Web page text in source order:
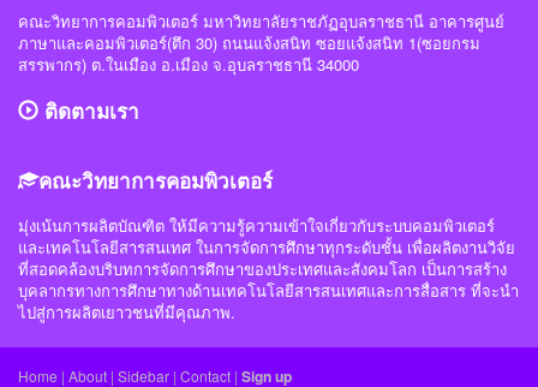
คณะวิทยาการคอมพิวเตอร์ มหาวิทยาลัยราชภัฏอุบลราชธานี อาคารศูนย์
ภาษาและคอมพิวเตอร์(ตึก 30) ถนนแจ้งสนิท ซอยแจ้งสนิท 1(ซอยกรม
สรรพากร) ต.ในเมือง อ.เมือง จ.อุบลราชธานี 34000
ติดตามเรา
คณะวิทยาการคอมพิวเตอร์
มุ่งเน้นการผลิตบัณฑิต ให้มีความรู้ความเข้าใจเกี่ยวกับระบบคอมพิวเตอร์
และเทคโนโลยีสารสนเทศ ในการจัดการศึกษาทุกระดับชั้น เพื่อผลิตงานวิจัย
ที่สอดคล้องบริบทการจัดการศึกษาของประเทศและสังคมโลก เป็นการสร้าง
บุคลากรทางการศึกษาทางด้านเทคโนโลยีสารสนเทศและการสื่อสาร ที่จะนำ
ไปสู่การผลิตเยาวชนที่มีคุณภาพ.
Home | About | Sidebar | Contact | Sign up